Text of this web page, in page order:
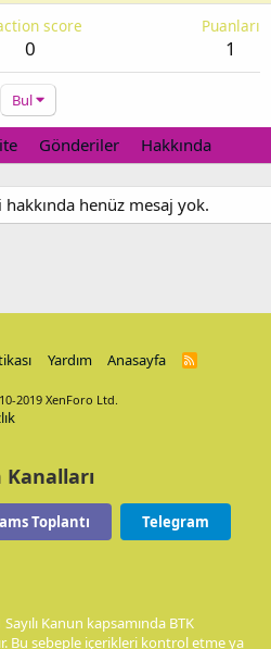
score
0
Puanları
1
Bul
Gönderiler Hakkında
hakkında henüz mesaj yok.
Yardım Anasayfa
R
2019 XenForo Ltd.
Toplantı
Telegram
Kanun kapsamında BTK
Bu sebeple içerikleri kontrol etme ya